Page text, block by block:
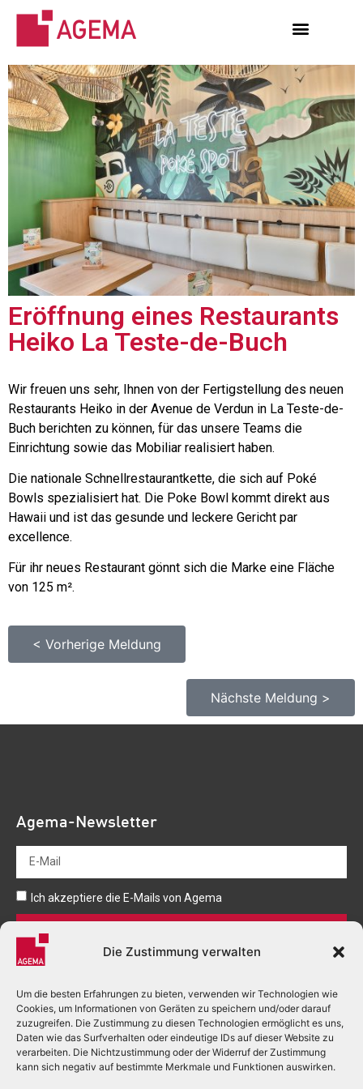
Die Zustimmung verwalten
Um die besten Erfahrungen zu bieten, verwenden wir Technologien wie
Cookies, um Informationen von Geräten zu speichern und/oder darauf
zuzugreifen. Die Zustimmung zu diesen Technologien ermöglicht es uns,
Daten wie das Surfverhalten oder eindeutige IDs auf dieser Website zu
verarbeiten. Die Nichtzustimmung oder der Widerruf der Zustimmung
kann sich negativ auf bestimmte Merkmale und Funktionen auswirken.
Eröffnung eines Restaurants
Heiko La Teste-de-Buch
Wir freuen uns sehr, Ihnen von der Fertigstellung des neuen
Restaurants Heiko in der Avenue de Verdun in La Teste-de-
Buch berichten zu können, für das unsere Teams die
Einrichtung sowie das Mobiliar realisiert haben.
Die nationale Schnellrestaurantkette, die sich auf Poké
Bowls spezialisiert hat. Die Poke Bowl kommt direkt aus
Hawaii und ist das gesunde und leckere Gericht par
excellence.
Für ihr neues Restaurant gönnt sich die Marke eine Fläche
von 125 m².
< Vorherige Meldung
Nächste Meldung >
Agema-Newsletter
Ich akzeptiere die E-Mails von Agema
+33 (0)5 53 03 80 00